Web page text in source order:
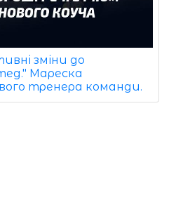
зміни до
Мареска
тренера команди.